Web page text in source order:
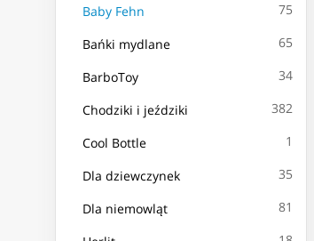
Baby Fehn 75
Bańki mydlane 65
BarboToy 34
Chodziki i jeździki 382
Cool Bottle 1
Dla dziewczynek 35
Dla niemowląt 81